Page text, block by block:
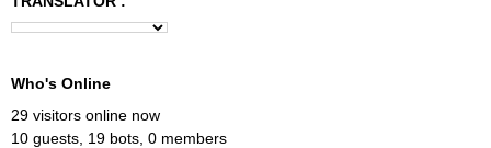
Who's Online
29 visitors online now
10 guests, 19 bots, 0 members